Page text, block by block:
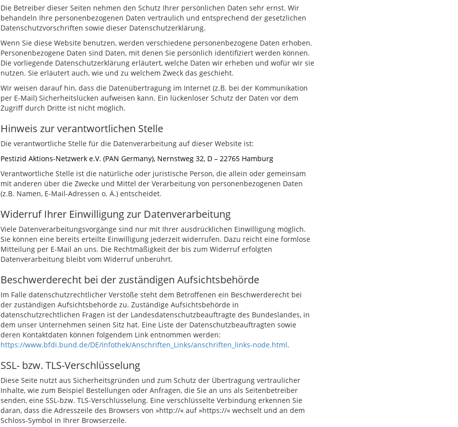
Die Betreiber dieser Seiten nehmen den Schutz Ihrer persönlichen Daten sehr ernst. Wir
behandeln Ihre personenbezogenen Daten vertraulich und entsprechend der gesetzlichen
Datenschutzvorschriften sowie dieser Datenschutzerklärung.
Wenn Sie diese Website benutzen, werden verschiedene personenbezogene Daten erhoben.
Personenbezogene Daten sind Daten, mit denen Sie persönlich identifiziert werden können.
Die vorliegende Datenschutzerklärung erläutert, welche Daten wir erheben und wofür wir sie
nutzen. Sie erläutert auch, wie und zu welchem Zweck das geschieht.
Wir weisen darauf hin, dass die Datenübertragung im Internet (z.B. bei der Kommunikation
per E-Mail) Sicherheitslücken aufweisen kann. Ein lückenloser Schutz der Daten vor dem
Zugriff durch Dritte ist nicht möglich.
Hinweis zur verantwortlichen Stelle
Die verantwortliche Stelle für die Datenverarbeitung auf dieser Website ist:
Pestizid Aktions-Netzwerk e.V. (PAN Germany), Nernstweg 32, D – 22765 Hamburg
Verantwortliche Stelle ist die natürliche oder juristische Person, die allein oder gemeinsam
mit anderen über die Zwecke und Mittel der Verarbeitung von personenbezogenen Daten
(z.B. Namen, E-Mail-Adressen o. Ä.) entscheidet.
Widerruf Ihrer Einwilligung zur Datenverarbeitung
Viele Datenverarbeitungsvorgänge sind nur mit Ihrer ausdrücklichen Einwilligung möglich.
Sie können eine bereits erteilte Einwilligung jederzeit widerrufen. Dazu reicht eine formlose
Mitteilung per E-Mail an uns. Die Rechtmäßigkeit der bis zum Widerruf erfolgten
Datenverarbeitung bleibt vom Widerruf unberührt.
Beschwerderecht bei der zuständigen Aufsichtsbehörde
Im Falle datenschutzrechtlicher Verstöße steht dem Betroffenen ein Beschwerderecht bei
der zuständigen Aufsichtsbehörde zu. Zuständige Aufsichtsbehörde in
datenschutzrechtlichen Fragen ist der Landesdatenschutzbeauftragte des Bundeslandes, in
dem unser Unternehmen seinen Sitz hat. Eine Liste der Datenschutzbeauftragten sowie
deren Kontaktdaten können folgendem Link entnommen werden:
https://www.bfdi.bund.de/DE/Infothek/Anschriften_Links/anschriften_links-node.html.
SSL- bzw. TLS-Verschlüsselung
Diese Seite nutzt aus Sicherheitsgründen und zum Schutz der Übertragung vertraulicher
Inhalte, wie zum Beispiel Bestellungen oder Anfragen, die Sie an uns als Seitenbetreiber
senden, eine SSL-bzw. TLS-Verschlüsselung. Eine verschlüsselte Verbindung erkennen Sie
daran, dass die Adresszeile des Browsers von »http://« auf »https://« wechselt und an dem
Schloss-Symbol in Ihrer Browserzeile.